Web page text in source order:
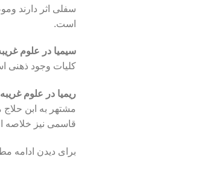
سفلی اثر دارند
است.
سیمیا در علوم
کلیات وجود ذهنی
ریمیا در علوم غریبه
مشتهر به ابن
قاسمی نیز خلاصه
برای دیدن ادامه